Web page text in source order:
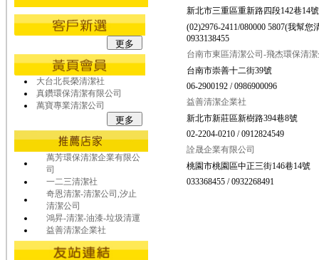
大台北長榮清潔社
真鑽環保清潔有限公司
萬寶專業清潔公司
萬芳環保清潔企業有限公
司
一二三清潔社
奇恩清潔-清潔公司,汐止
清潔公司
鴻昇-清潔-油漆-垃圾清運
益善清潔企業社
新北市三重區重新路四段142巷14號
(02)2976-2411/080000 5807(我幫您
0933138455
台南市東區清潔公司-飛杰環保清
台南市崇善十二街39號
06-2900192 / 0986900096
益善清潔企業社
新北市新莊區新樹路394巷8號
02-2204-0210 / 0912824549
詮晟企業有限公司
桃園市桃園區中正三街146巷14號
033368455 / 0932268491